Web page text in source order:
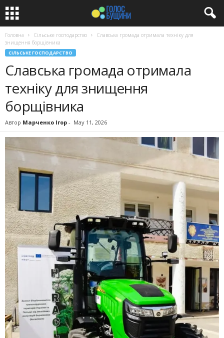
Головна Сільське господарство
Славська громада отримала техніку для
знищення борщівника
СІЛЬСЬКЕ ГОСПОДАРСТВО
Славська громада отримала
техніку для знищення
борщівника
Автор Марченко Ігор - May 11, 2026